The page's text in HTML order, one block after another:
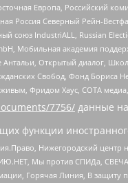
Европа, Российский
Россия Северный Рейн-
союз IndustriALL, Russian
Мобильная академия
Открытый диалог,
Свобод, Фонд Бориса
Фридом Хаус, СОТА
7756/ данные на
функции
Нижегородский
Мы против СПИДа, СВЕЧА,
Горячая Линия, В